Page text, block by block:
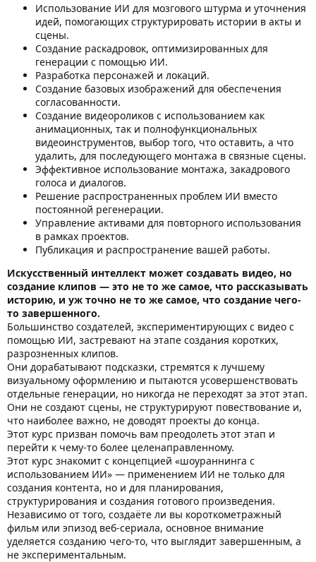
Использование ИИ для мозгового штурма и уточнения
идей, помогающих структурировать истории в акты и
сцены.
Создание раскадровок, оптимизированных для
генерации с помощью ИИ.
Разработка персонажей и локаций.
Создание базовых изображений для обеспечения
согласованности.
Создание видеороликов с использованием как
анимационных, так и полнофункциональных
видеоинструментов, выбор того, что оставить, а что
удалить, для последующего монтажа в связные сцены.
Эффективное использование монтажа, закадрового
голоса и диалогов.
Решение распространенных проблем ИИ вместо
постоянной регенерации.
Управление активами для повторного использования
в рамках проектов.
Публикация и распространение вашей работы.
Искусственный интеллект может создавать видео, но
создание клипов — это не то же самое, что рассказывать
историю, и уж точно не то же самое, что создание чего-
то завершенного.
Большинство создателей, экспериментирующих с видео с
помощью ИИ, застревают на этапе создания коротких,
разрозненных клипов.
Они дорабатывают подсказки, стремятся к лучшему
визуальному оформлению и пытаются усовершенствовать
отдельные генерации, но никогда не переходят за этот этап.
Они не создают сцены, не структурируют повествование и,
что наиболее важно, не доводят проекты до конца.
Этот курс призван помочь вам преодолеть этот этап и
перейти к чему-то более целенаправленному.
Этот курс знакомит с концепцией «шоураннинга с
использованием ИИ» — применением ИИ не только для
создания контента, но и для планирования,
структурирования и создания готового произведения.
Независимо от того, создаёте ли вы короткометражный
фильм или эпизод веб-сериала, основное внимание
уделяется созданию чего-то, что выглядит завершенным, а
не экспериментальным.